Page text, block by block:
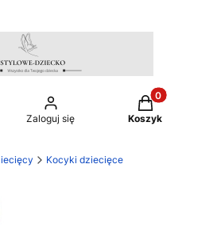
Zaloguj się
Produkty w
Koszyk
Kocyki dziecięce